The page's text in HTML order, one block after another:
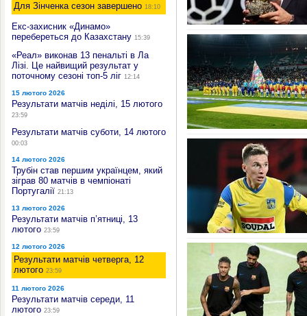
Для Зінченка сезон завершено 18:10
Екс-захисник «Динамо»
перебереться до Казахстану 15:39
«Реал» виконав 13 пенальті в Ла
Лізі. Це найвищий результат у
поточному сезоні топ-5 ліг 12:14
15 лютого 2026
Результати матчів неділі, 15 лютого
23:59
Результати матчів суботи, 14 лютого
00:03
14 лютого 2026
Трубін став першим українцем, який
зіграв 80 матчів в чемпіонаті
Португалії 21:13
13 лютого 2026
Результати матчів п’ятниці, 13
лютого 23:59
12 лютого 2026
Результати матчів четверга, 12
лютого 23:59
11 лютого 2026
Результати матчів середи, 11
лютого 23:59